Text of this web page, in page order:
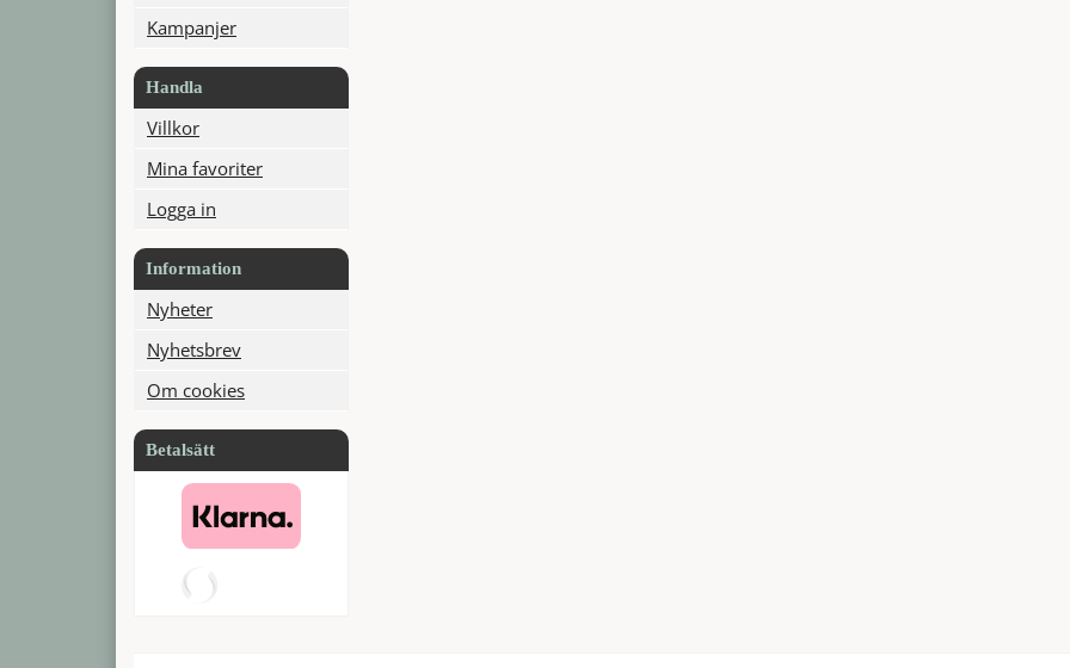
Kampanjer
Handla
Villkor
Mina favoriter
Logga in
Information
Nyheter
Nyhetsbrev
Om cookies
Betalsätt